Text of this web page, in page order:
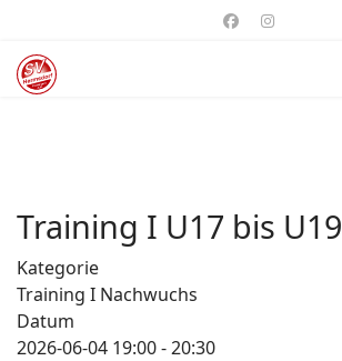
Training I U17 bis U19
Kategorie
Training I Nachwuchs
Datum
2026-06-04 19:00-20:30